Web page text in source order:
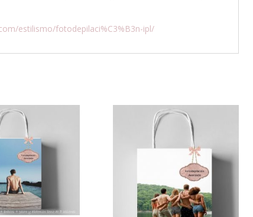
estilismo/fotodepilaci%C3%B3n-ipl/